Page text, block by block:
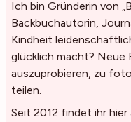
Ich bin Gründerin von
Backbuchautorin,
Kindheit
glücklich macht? Neue
auszuprobieren, zu
teilen.
Seit 2012 findet ihr hier